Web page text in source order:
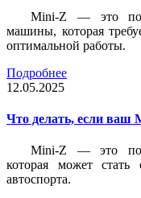
Mini-Z — это
машины, которая
оптимальной работы.
Подробнее
12.05.2025
Что делать, если ваш
Mini-Z — это
которая может
автоспорта.